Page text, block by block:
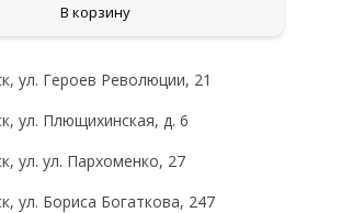
В корзину
ул. Героев Революции, 21
ул. Плющихинская, д. 6
ул. ул. Пархоменко, 27
ул. Бориса Богаткова, 247